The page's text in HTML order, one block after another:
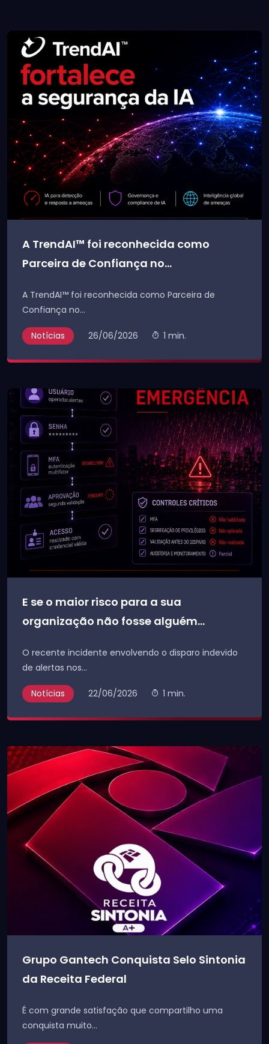
A TrendAI™ foi reconhecida como
Parceira de Confiança no...
A TrendAI™ foi reconhecida como Parceira de
Confiança no...
Notícias 26/06/2026 1 min.
E se o maior risco para a sua
organização não fosse alguém...
O recente incidente envolvendo o disparo indevido
de alertas nos...
Notícias 22/06/2026 1 min.
Grupo Gantech Conquista Selo Sintonia
da Receita Federal
É com grande satisfação que compartilho uma
conquista muito...